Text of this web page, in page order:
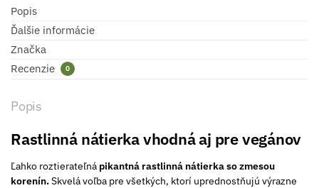
Popis
Ďalšie informácie
Značka
Recenzie
0
Popis
Rastlinná nátierka vhodná aj pre vegánov
Ľahko roztierateľná pikantná rastlinná nátierka so zmesou
korenín.Skvelá voľba pre všetkých, ktorí uprednostňujú výrazne